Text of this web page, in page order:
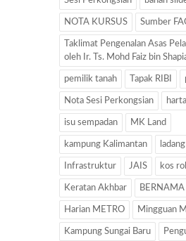
NOTA KURSUS Sumber
Taklimat Pengenalan Asas
oleh Ir. Ts. Mohd Faiz bin
pemilik tanah Tapak RIBI
Nota Sesi Perkongsian
isu sempadan MK Land
kampung Kalimantan
Infrastruktur JAIS kos
Keratan Akhbar BERNAMA
Harian METRO Mingguan
Kampung Sungai Baru